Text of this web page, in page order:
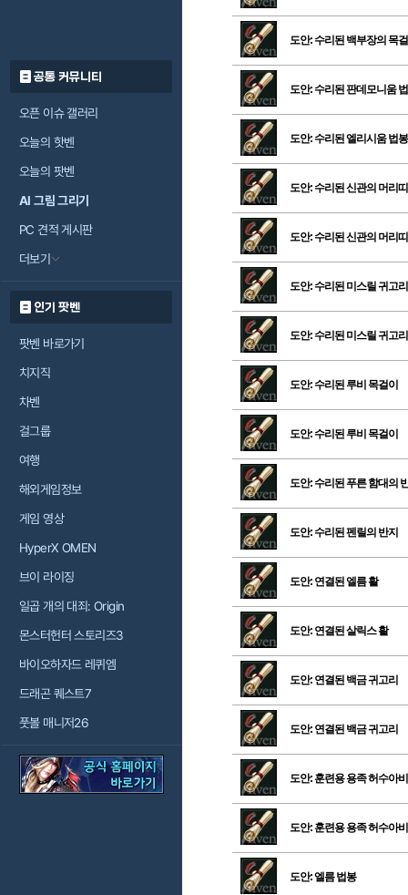
공통 커뮤니티
오픈 이슈 갤러리
오늘의 핫벤
오늘의 팟벤
AI 그림 그리기
PC 견적 게시판
더보기
인기 팟벤
팟벤 바로가기
치지직
차벤
걸그룹
여행
해외게임정보
게임 영상
HyperX OMEN
브이 라이징
일곱 개의 대죄: Origin
몬스터헌터 스토리즈3
바이오하자드 레퀴엠
드래곤 퀘스트7
풋볼 매니저26
도안: 수리된 백부장의 목
도안: 수리된 판데모니움
도안: 수리된 엘리시움 법봉
도안: 수리된 신관의 머리띠
도안: 수리된 신관의 머리띠
도안: 수리된 미스릴 귀고리
도안: 수리된 미스릴 귀고리
도안: 수리된 루비 목걸이
도안: 수리된 루비 목걸이
도안: 수리된 푸른 함대의
도안: 수리된 펜릴의 반지
도안: 연결된 엘름 활
도안: 연결된 살릭스 활
도안: 연결된 백금 귀고리
도안: 연결된 백금 귀고리
도안: 훈련용 용족 허수아비
도안: 훈련용 용족 허수아비
도안: 엘름 법봉